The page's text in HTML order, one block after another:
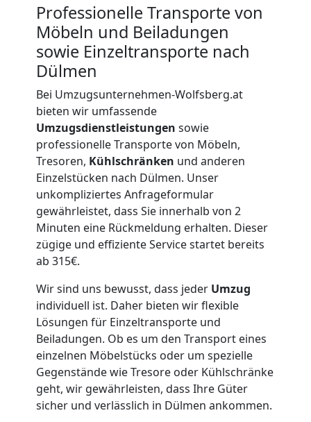
Professionelle Transporte von
Möbeln und Beiladungen
sowie Einzeltransporte nach
Dülmen
Bei Umzugsunternehmen-Wolfsberg.at
bieten wir umfassende
Umzugsdienstleistungen sowie
professionelle Transporte von Möbeln,
Tresoren, Kühlschränken und anderen
Einzelstücken nach Dülmen. Unser
unkompliziertes Anfrageformular
gewährleistet, dass Sie innerhalb von 2
Minuten eine Rückmeldung erhalten. Dieser
zügige und effiziente Service startet bereits
ab 315€.
Wir sind uns bewusst, dass jeder Umzug
individuell ist. Daher bieten wir flexible
Lösungen für Einzeltransporte und
Beiladungen. Ob es um den Transport eines
einzelnen Möbelstücks oder um spezielle
Gegenstände wie Tresore oder Kühlschränke
geht, wir gewährleisten, dass Ihre Güter
sicher und verlässlich in Dülmen ankommen.
Umzug
und
Lagerung
Wolfsberg
Full-
Service-
Umzug
Wolfsberg
Qualitäts-
Umzüge